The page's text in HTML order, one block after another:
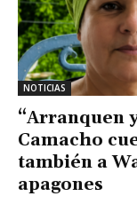
NOTICIAS
“Arranquen
Camacho
también a
apagones